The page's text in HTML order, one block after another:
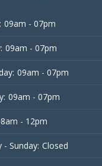
09am - 07pm
09am - 07pm
09am - 07pm
09am - 07pm
- 12pm
- Sunday: Closed